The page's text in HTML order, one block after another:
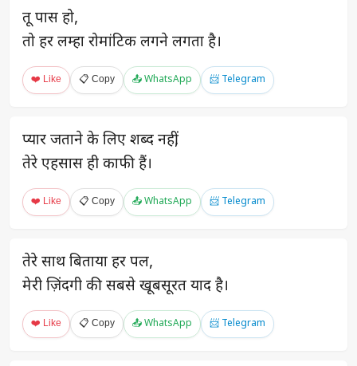
तू पास हो,
तो हर लम्हा रोमांटिक लगने लगता है।
❤️ Like 📋 Copy 📤 WhatsApp 📨 Telegram
प्यार जताने के लिए शब्द नहीं,
तेरे एहसास ही काफी हैं।
❤️ Like 📋 Copy 📤 WhatsApp 📨 Telegram
तेरे साथ बिताया हर पल,
मेरी ज़िंदगी की सबसे खूबसूरत याद है।
❤️ Like 📋 Copy 📤 WhatsApp 📨 Telegram